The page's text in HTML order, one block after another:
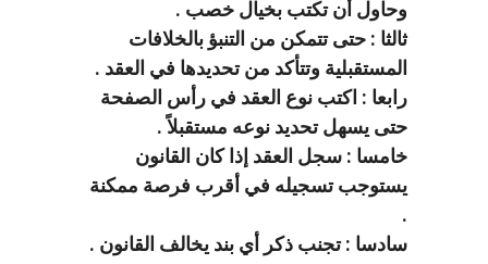
وحاول أن تكتب بخيال خصب .
ثالثا : حتى تتمكن من التنبؤ بالخلافات
المستقبلية وتتأكد من تحديدها في العقد .
رابعا : اكتب نوع العقد في رأس الصفحة
حتى يسهل تحديد نوعه مستقبلاً .
خامسا : سجل العقد إذا كان القانون
يستوجب تسجيله في أقرب فرصة ممكنة
.
سادسا : تجنب ذكر أي بند يخالف القانون .